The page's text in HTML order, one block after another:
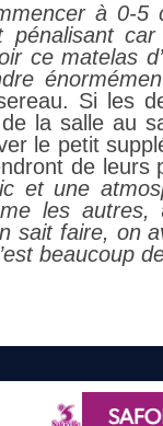
à 0-5
pénalisant
ce matelas
Si les
la salle au
le petit
de leurs
et une
les autres,
sait faire, on
beaucoup